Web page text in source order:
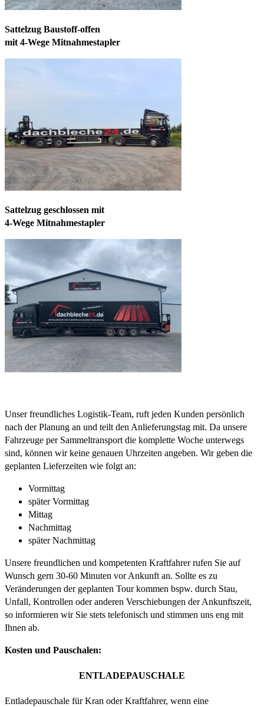
Sattelzug Baustoff-offen
mit 4-Wege Mitnahmestapler
Sattelzug geschlossen mit
4-Wege Mitnahmestapler
Unser freundliches Logistik-Team, ruft jeden Kunden persönlich
nach der Planung an und teilt den Anlieferungstag mit. Da unsere
Fahrzeuge per Sammeltransport die komplette Woche unterwegs
sind, können wir keine genauen Uhrzeiten angeben. Wir geben die
geplanten Lieferzeiten wie folgt an:
Vormittag
später Vormittag
Mittag
Nachmittag
später Nachmittag
Unsere freundlichen und kompetenten Kraftfahrer rufen Sie auf
Wunsch gern 30-60 Minuten vor Ankunft an. Sollte es zu
Veränderungen der geplanten Tour kommen bspw. durch Stau,
Unfall, Kontrollen oder anderen Verschiebungen der Ankunftszeit,
so informieren wir Sie stets telefonisch und stimmen uns eng mit
Ihnen ab.
Kosten und Pauschalen:
ENTLADEPAUSCHALE
Entladepauschale für Kran oder Kraftfahrer, wenn eine